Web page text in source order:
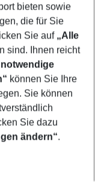
bieten sowie
die für Sie
Sie auf „Alle
sind. Ihnen reicht
können Sie Ihre
Sie können
Sie dazu
ändern“.